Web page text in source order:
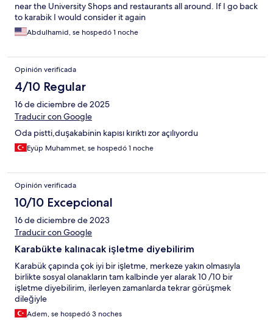
near the University Shops and restaurants all around. If I go back
to karabik I would consider it again
Abdulhamid, se hospedó 1 noche
Opinión verificada
4/10 Regular
16 de diciembre de 2025
Traducir con Google
Oda pistti,duşakabinin kapısı kırıktı zor açılıyordu
Eyüp Muhammet, se hospedó 1 noche
Opinión verificada
10/10 Excepcional
16 de diciembre de 2023
Traducir con Google
Karabükte kalınacak işletme diyebilirim
Karabük çapında çok iyi bir işletme, merkeze yakın olmasıyla
birlikte sosyal olanakların tam kalbinde yer alarak 10 /10 bir
işletme diyebilirim, ilerleyen zamanlarda tekrar görüşmek
dileğiyle
Adem, se hospedó 3 noches